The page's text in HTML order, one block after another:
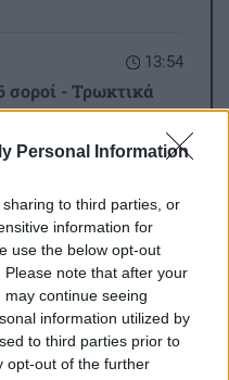
Personal Information
to third parties, or
information for
use the below opt-out
note that after your
continue seeing
information utilized by
to third parties prior to
opt-out of the further
13:54
σοροί - Τρωκτικά
σορός
13:31
Δεν είναι η
είχε